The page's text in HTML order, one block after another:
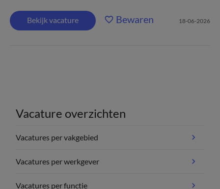
Bekijk vacature Bewaren 18-06-2026
Vacature overzichten
Vacatures per vakgebied
Vacatures per werkgever
Vacatures per functie